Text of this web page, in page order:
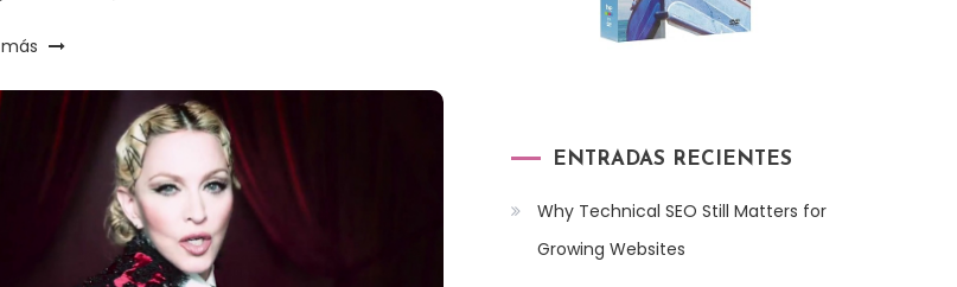
ENTRADAS RECIENTES
Why Technical SEO Still Matters for
Growing Websites